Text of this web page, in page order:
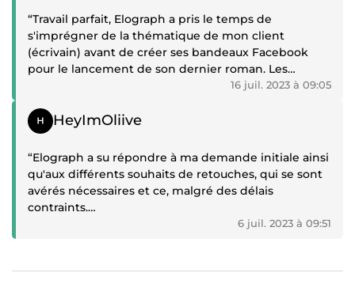
“Travail parfait, Elograph a pris le temps de
s'imprégner de la thématique de mon client
(écrivain) avant de créer ses bandeaux Facebook
pour le lancement de son dernier roman. Les
images ont été validées très rapidement, pas eu
Chose rare : on dispose d'un document pdf pour
expliquer les choix visuels du graphiste par rapport à
la thématique du client et au message qu'il souhaite
passer 👍”
16 juil. 2023 à 09:05
Témoignage positif
HeyImOliive
“Elograph a su répondre à ma demande initiale ainsi
qu'aux différents souhaits de retouches, qui se sont
avérés nécessaires et ce, malgré des délais
contraints.
toutes vos demandes.”
6 juil. 2023 à 09:51